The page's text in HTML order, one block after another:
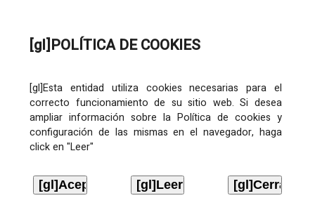
[gl]POLÍTICA DE COOKIES
[gl]Esta entidad utiliza cookies necesarias para el
correcto funcionamiento de su sitio web. Si desea
ampliar información sobre la Política de cookies y
configuración de las mismas en el navegador, haga
click en "Leer"
XML
Ficheiros varios
Ficheiro
asinado:
firma (.p7s):